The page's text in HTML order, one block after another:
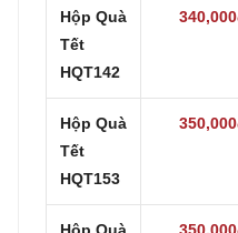
Hộp Quà
Tết
HQT142
Hộp Quà
Tết
HQT153